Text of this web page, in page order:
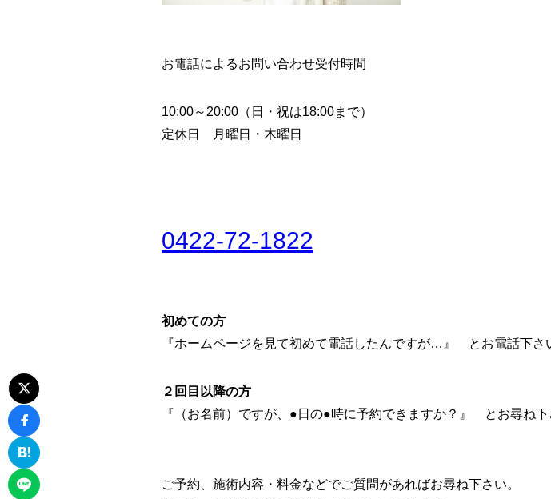
お電話によるお問い合わせ受付時間
10:00～20:00（日・祝は18:00まで）
定休日 月曜日・木曜日
0422-72-1822
初めての方
『ホームページを見て初めて電話したんですが…』 とお電話下さ
２回目以降の方
『（お名前）ですが、●日の●時に予約できますか？』 とお尋ね下
ご予約、施術内容・料金などでご質問があればお尋ね下さい。